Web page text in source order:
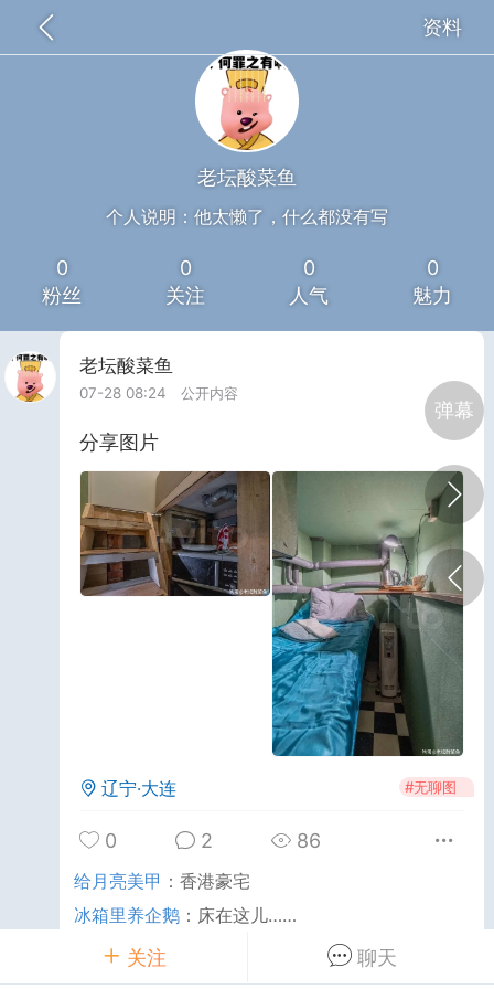
弹幕
关注 热门
资料
#
0 423
关注 聊天
老坛酸菜鱼
个人说明：他太懒了，什么都没有写
0
粉丝
0
关注
0
人气
0
魅力
老坛酸菜鱼
07-28 08:24 公开内容
分享图片
辽宁·大连 #无聊图
0 2 86
给月亮美甲 ：香港豪宅
冰箱里养企鹅 ： 床在这儿……